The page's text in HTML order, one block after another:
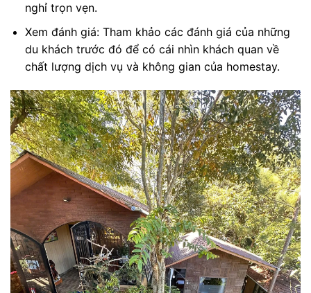
nghỉ trọn vẹn.
Xem đánh giá: Tham khảo các đánh giá của những
du khách trước đó để có cái nhìn khách quan về
chất lượng dịch vụ và không gian của homestay.